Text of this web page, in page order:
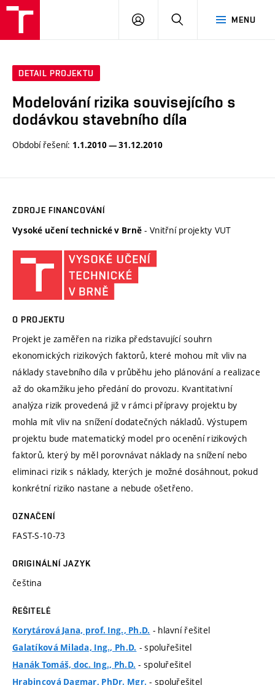
MENU
PŘIHLÁSIT
DETAIL PROJEKTU
Modelování rizika souvisejícího s
dodávkou stavebního díla
Období řešení: 1.1.2010 — 31.12.2010
ZDROJE FINANCOVÁNÍ
Vysoké učení technické v Brně - Vnitřní projekty VUT
O PROJEKTU
Projekt je zaměřen na rizika představující souhrn
ekonomických rizikových faktorů, které mohou mít vliv na
náklady stavebního díla v průběhu jeho plánování a realizace
až do okamžiku jeho předání do provozu. Kvantitativní
analýza rizik provedená již v rámci přípravy projektu by
mohla mít vliv na snížení dodatečných nákladů. Výstupem
projektu bude matematický model pro ocenění rizikových
faktorů, který by měl porovnávat náklady na snížení nebo
eliminaci rizik s náklady, kterých je možné dosáhnout, pokud
konkrétní riziko nastane a nebude ošetřeno.
OZNAČENÍ
FAST-S-10-73
ORIGINÁLNÍ JAZYK
čeština
ŘEŠITELÉ
Korytárová Jana, prof. Ing., Ph.D. - hlavní řešitel
Galatíková Milada, Ing., Ph.D. - spoluřešitel
Hanák Tomáš, doc. Ing., Ph.D. - spoluřešitel
Hrabincová Dagmar, PhDr. Mgr. - spoluřešitel